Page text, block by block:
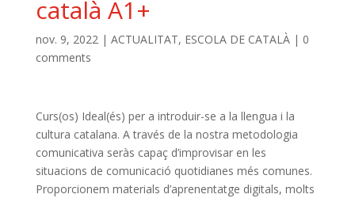
català A1+
nov. 9, 2022| ACTUALITAT, ESCOLA DE CATALÀ| 0
comments
Curs(os) Ideal(és) per a introduir-se a la llengua i la
cultura catalana. A través de la nostra metodologia
comunicativa seràs capaç d’improvisar en les
situacions de comunicació quotidianes més comunes.
Proporcionem materials d’aprenentatge digitals, molts